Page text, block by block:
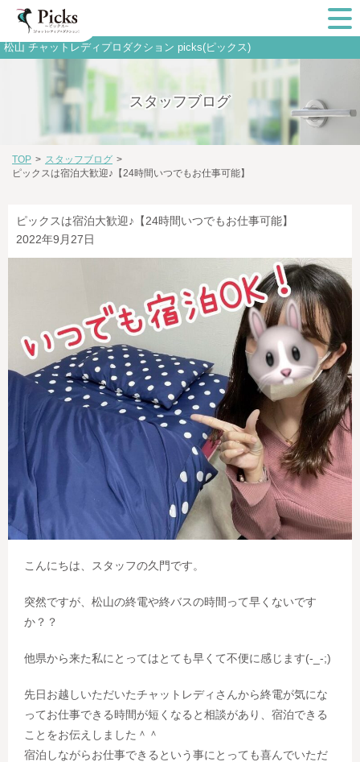
松山 チャットレディプロダクション picks(ピックス)
スタッフブログ
TOP > スタッフブログ >
ピックスは宿泊大歓迎♪【24時間いつでもお仕事可能】
ピックスは宿泊大歓迎♪【24時間いつでもお仕事可能】
2022年9月27日
こんにちは、スタッフの久門です。
突然ですが、松山の終電や終バスの時間って早くないです
か？？
他県から来た私にとってはとても早くて不便に感じます(-_-;)
先日お越しいただいたチャットレディさんから終電が気にな
ってお仕事できる時間が短くなると相談があり、宿泊できる
ことをお伝えしました＾＾
宿泊しながらお仕事できるという事にとっても喜んでいただ